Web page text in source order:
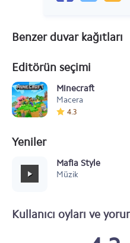
Benzer duvar kağıtları
Editörün seçimi
Minecraft
Macera
4.3
Yeniler
Mafia Style
Müzik
Kullanıcı oyları ve